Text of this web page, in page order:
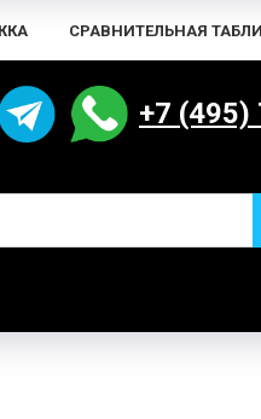
СРАВНИТЕЛЬНАЯ
+7 (495)